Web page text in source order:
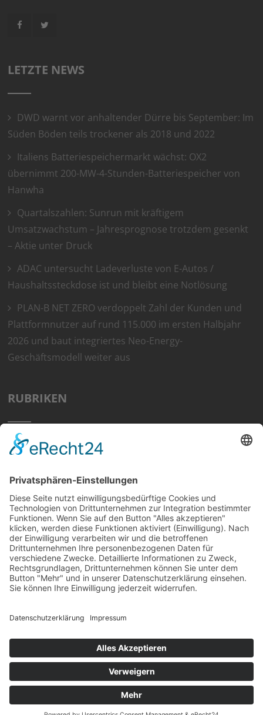
LETZTE NEWS
DWD warnt vor anhaltender Dürre bis September: Im
Süden Böden teils trockener als 2018 und 2022
Italiens Batteriespeichermarkt wächst: OX2
übernimmt 200-MW-4-Stunden-Batteriespeicher von
Hanwha
Quartalszahlen: Sunrun mit kräftigem
Umsatzwachstum – Jahresprognose trotzdem gesenkt
– Aktie unter Druck
ADAC untersucht Ladeverluste von E-Autos /
Haushaltssteckdose ist und bleibt eine Notlösung
PLAN-B NET ZERO verdoppelt Zahl der Kunden und
Plattformnutzer auf rund 115.000 im ersten Halbjahr
2026 und baut integriertes Neo-Energy-
Geschäftsmodell weiter aus
RUBRIKEN
Home
Tipps
Wissen
Strom Top30
F&A
News
© hellundwarm.de2026 All Rights Reserved
Datenschutzerklärung
Wir über uns